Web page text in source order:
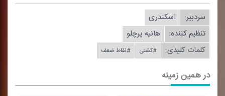
سردبیر:
اسكندری
تنظیم كننده:
هانیه پرچلو
کلمات کلیدی:
#كشتی #نقاط ضعف
در همین زمینه